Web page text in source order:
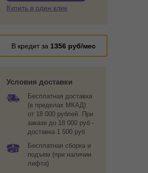
Купить в один клик
В кредит за 1356 руб/мес
Условия доставки
Бесплатная доставка
(в пределах МКАД)
от 18 000 рублей. При
заказе до 18 000 руб -
доставка 1 500 руб
Бесплатная сборка и
подъем (при наличии
лифта)